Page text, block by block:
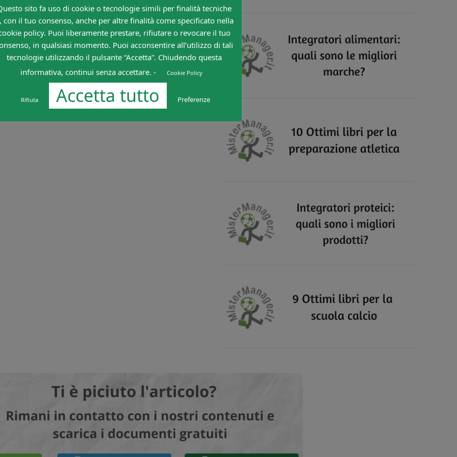
sito fa uso di cookie o tecnologie simili per finalità tecniche
con il tuo consenso, anche per altre finalità come specificato nella
policy. Puoi liberamente prestare, rifiutare o revocare il tuo
in qualsiasi momento. Puoi acconsentire all’utilizzo di tali
tecnologie utilizzando il pulsante “Accetta”. Chiudendo questa
informativa, continui senza accettare. -
Cookie Policy
Rifiuta Accetta tutto Preferenze